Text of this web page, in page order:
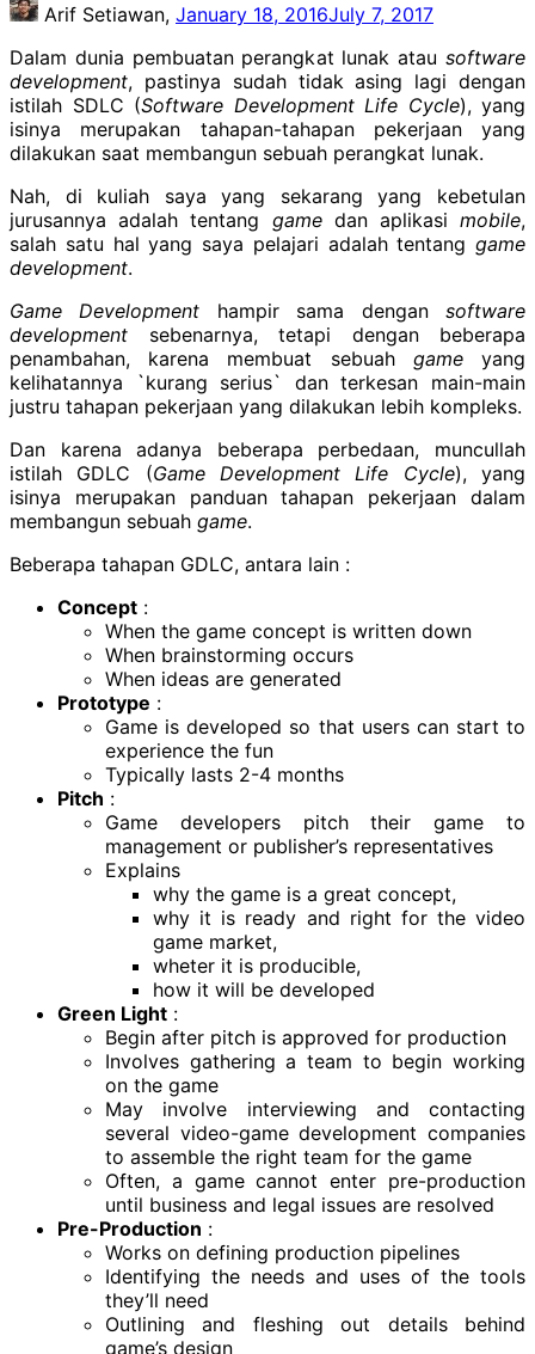
Arif Setiawan, January 18, 2016July 7, 2017
Dalam dunia pembuatan perangkat lunak atau software
development, pastinya sudah tidak asing lagi dengan
istilah SDLC (Software Development Life Cycle), yang
isinya merupakan tahapan-tahapan pekerjaan yang
dilakukan saat membangun sebuah perangkat lunak.
Nah, di kuliah saya yang sekarang yang kebetulan
jurusannya adalah tentang gamedan aplikasi mobile,
salah satu hal yang saya pelajari adalah tentang game
development.
Game Development hampir sama dengansoftware
development sebenarnya, tetapi dengan beberapa
penambahan, karena membuat sebuah gameyang
kelihatannya `kurang serius` dan terkesan main-main
justru tahapan pekerjaan yang dilakukan lebih kompleks.
Dan karena adanya beberapa perbedaan, muncullah
istilah GDLC (Game Development Life Cycle), yang
isinya merupakan panduan tahapan pekerjaan dalam
membangun sebuah game.
Beberapa tahapan GDLC, antara lain :
Concept :
When the game concept is written down
When brainstorming occurs
When ideas are generated
Prototype :
Game is developed so that users can start to
experience the fun
Typically lasts 2-4 months
Pitch :
Game developers pitch their game to
management or publisher’s representatives
Explains
why the game is a great concept,
why it is ready and right for the video
game market,
wheter it is producible,
how it will be developed
Green Light :
Begin after pitch is approved for production
Involves gathering a team to begin working
on the game
May involve interviewing and contacting
several video-game development companies
to assemble the right team for the game
Often, a game cannot enter pre-production
until business and legal issues are resolved
Pre-Production :
Works on defining production pipelines
Identifying the needs and uses of the tools
they’ll need
Outlining and fleshing out details behind
game’s design